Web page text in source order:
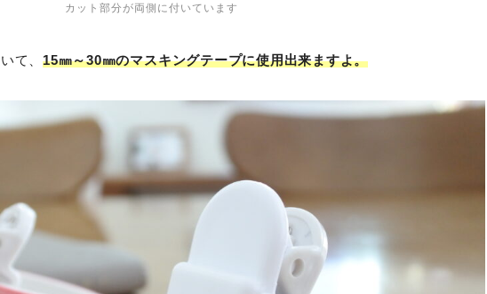
カット部分が両側に付いています
て、15㎜～30㎜のマスキングテープに使用出来ますよ。